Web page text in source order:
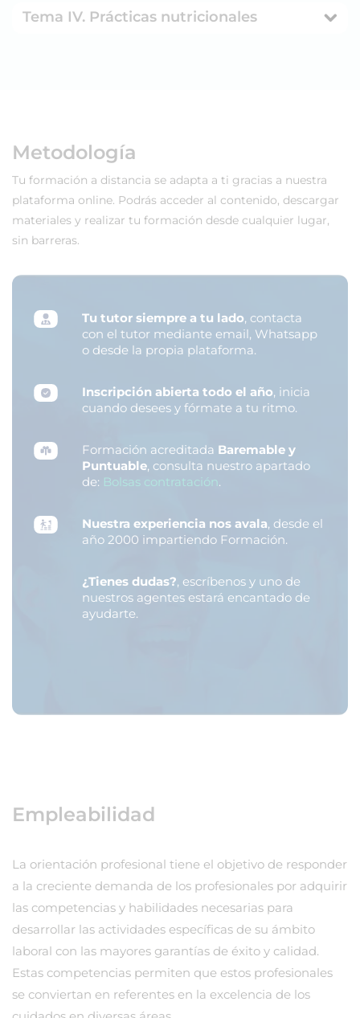
Tema IV. Prácticas nutricionales
Metodología
Tu formación a distancia se adapta a ti gracias a nuestra
plataforma online. Podrás acceder al contenido, descargar
materiales y realizar tu formación desde cualquier lugar,
sin barreras.
Tu tutor siempre a tu lado, contacta
con el tutor mediante email, Whatsapp
o desde la propia plataforma.
Inscripción abierta todo el año, inicia
cuando desees y fórmate a tu ritmo.
Formación acreditada Baremable y
Puntuable, consulta nuestro apartado
de: Bolsas contratación.
Nuestra experiencia nos avala, desde el
año 2000 impartiendo Formación.
¿Tienes dudas?, escríbenos y uno de
nuestros agentes estará encantado de
ayudarte.
Empleabilidad
La orientación profesional tiene el objetivo de responder
a la creciente demanda de los profesionales por adquirir
las competencias y habilidades necesarias para
desarrollar las actividades específicas de su ámbito
laboral con las mayores garantías de éxito y calidad.
Estas competencias permiten que estos profesionales
se conviertan en referentes en la excelencia de los